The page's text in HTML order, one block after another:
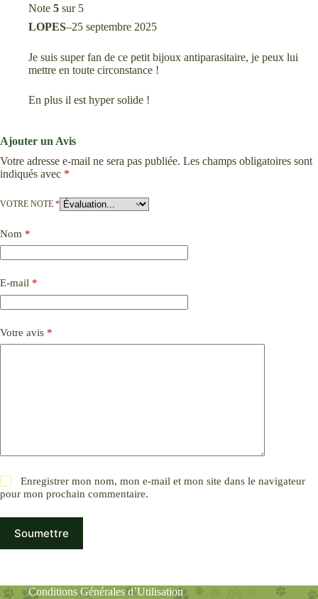
Note 5 sur 5
LOPES–25 septembre 2025
Je suis super fan de ce petit bijoux antiparasitaire, je peux lui
mettre en toute circonstance !
En plus il est hyper solide !
Ajouter un Avis
Votre adresse e-mail ne sera pas publiée. Les champs obligatoires sont
indiqués avec *
VOTRE NOTE *
Nom *
E-mail *
Votre avis *
Enregistrer mon nom, mon e-mail et mon site dans le navigateur
pour mon prochain commentaire.
Soumettre
Conditions Générales d’Utilisation